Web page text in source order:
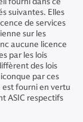
suivantes. Elles
de services
sur les
aucune licence
par les lois
des lois
par ces
fourni en vertu
ASIC respectifs